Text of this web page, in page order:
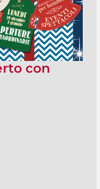
con